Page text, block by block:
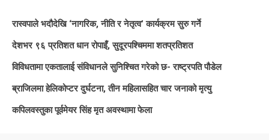
रास्वपाले भदौदेखि ‘नागरिक, नीति र नेतृत्व’ कार्यक्रम सुरु गर्ने
देशभर ९६ प्रतिशत धान रोपाइँ, सुदूरपश्चिममा शतप्रतिशत
विविधतामा एकतालाई संविधानले सुनिश्चित गरेको छ- राष्ट्रपति पौडेल
ब्राजिलमा हेलिकोप्टर दुर्घटना, तीन महिलासहित चार जनाको मृत्यु
कपिलवस्तुका पूर्वमेयर सिंह मृत अवस्थामा फेला